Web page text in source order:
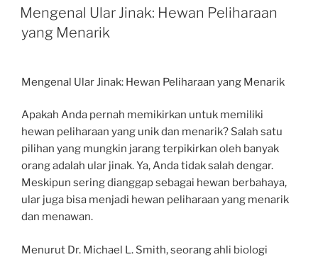
ON
Mengenal Ular Jinak: Hewan Peliharaan
yang Menarik
Mengenal Ular Jinak: Hewan Peliharaan yang Menarik
Apakah Anda pernah memikirkan untuk memiliki
hewan peliharaan yang unik dan menarik? Salah satu
pilihan yang mungkin jarang terpikirkan oleh banyak
orang adalah ular jinak. Ya, Anda tidak salah dengar.
Meskipun sering dianggap sebagai hewan berbahaya,
ular juga bisa menjadi hewan peliharaan yang menarik
dan menawan.
Menurut Dr. Michael L. Smith, seorang ahli biologi